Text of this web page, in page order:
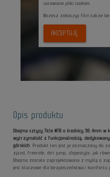
ustawiane pliki cookies.
Możesz zobaczyc film także
AKCEPTUJĘ
Opis produktu
Obejma sztycy Title MTB o średnicy 36.4mm
wytrzymałość z funkcjonalnością,
górskich. Produkt ten jest przeznaczony do
zjazd, freeride, dirt jump, slopestyle, jak
Obejma została zaprojektowana z myślą o
jest kluczowe dla bezpieczeństwa i komfortu